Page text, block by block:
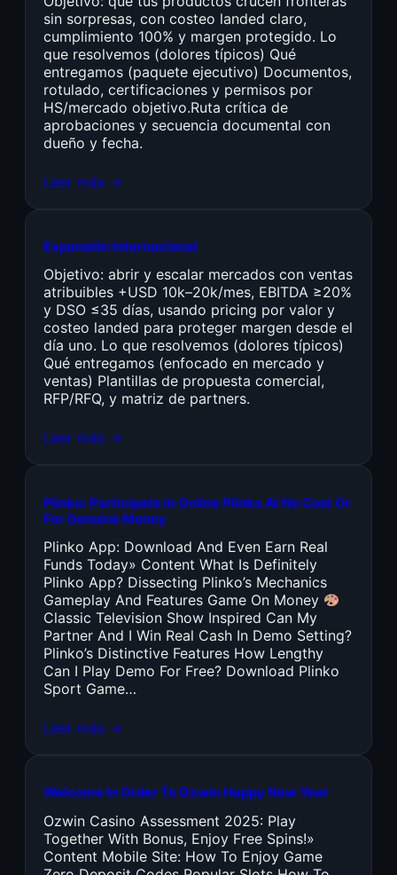
sin sorpresas, con costeo landed claro,
cumplimiento 100% y margen protegido. Lo
que resolvemos (dolores típicos) Qué
entregamos (paquete ejecutivo) Documentos,
rotulado, certificaciones y permisos por
HS/mercado objetivo.Ruta crítica de
aprobaciones y secuencia documental con
dueño y fecha.
Leer más →
Expansión Internacional
Objetivo: abrir y escalar mercados con ventas
atribuibles +USD 10k–20k/mes, EBITDA ≥20%
y DSO ≤35 días, usando pricing por valor y
costeo landed para proteger margen desde el
día uno. Lo que resolvemos (dolores típicos)
Qué entregamos (enfocado en mercado y
ventas) Plantillas de propuesta comercial,
RFP/RFQ, y matriz de partners.
Leer más →
Plinko: Participate In Online Plinko At No Cost Or
For Genuine Money
Plinko App: Download And Even Earn Real
Funds Today» Content What Is Definitely
Plinko App? Dissecting Plinko’s Mechanics
Gameplay And Features Game On Money
Classic Television Show Inspired Can My
Partner And I Win Real Cash In Demo Setting?
Plinko’s Distinctive Features How Lengthy
Can I Play Demo For Free? Download Plinko
Sport Game…
Leer más →
Welcome In Order To Ozwin Happy New Year
Ozwin Casino Assessment 2025: Play
Together With Bonus, Enjoy Free Spins!»
Content Mobile Site: How To Enjoy Game